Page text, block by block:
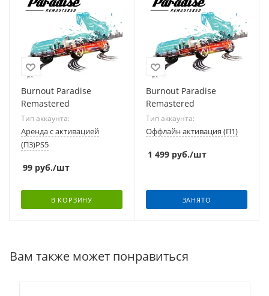
Burnout Paradise
Remastered
Тип аккаунта:
Аренда с активацией
(П3)PS5
99 руб./шт
В КОРЗИНУ
Burnout Paradise
Remastered
Тип аккаунта:
Оффлайн активация (П1)
1 499 руб./шт
ЗАНЯТО
Вам также может понравиться